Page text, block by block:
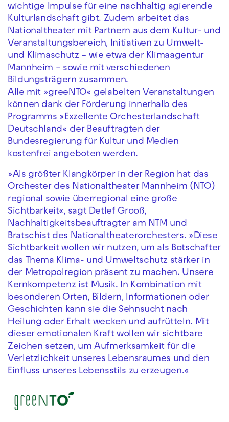
wichtige Impulse für eine nachhaltig agierende
Kulturlandschaft gibt. Zudem arbeitet das
Nationaltheater mit Partnern aus dem Kultur- und
Veranstaltungsbereich, Initiativen zu Umwelt-
und Klimaschutz – wie etwa der Klimaagentur
Mannheim – sowie mit verschiedenen
Bildungsträgern zusammen.
Alle mit »greeNTO« gelabelten Veranstaltungen
können dank der Förderung innerhalb des
Programms »Exzellente Orchesterlandschaft
Deutschland« der Beauftragten der
Bundesregierung für Kultur und Medien
kostenfrei angeboten werden.
»Als größter Klangkörper in der Region hat das
Orchester des Nationaltheater Mannheim (NTO)
regional sowie überregional eine große
Sichtbarkeit«, sagt Detlef Grooß,
Nachhaltigkeitsbeauftragter am NTM und
Bratschist des Nationaltheaterorchesters. »Diese
Sichtbarkeit wollen wir nutzen, um als Botschafter
das Thema Klima- und Umweltschutz stärker in
der Metropolregion präsent zu machen. Unsere
Kernkompetenz ist Musik. In Kombination mit
besonderen Orten, Bildern, Informationen oder
Geschichten kann sie die Sehnsucht nach
Heilung oder Erhalt wecken und aufrütteln. Mit
dieser emotionalen Kraft wollen wir sichtbare
Zeichen setzen, um Aufmerksamkeit für die
Verletzlichkeit unseres Lebensraumes und den
Einfluss unseres Lebensstils zu erzeugen.«